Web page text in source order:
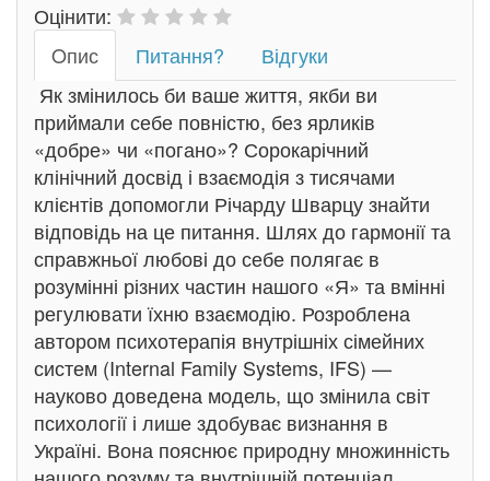
Оцінити:
Oпис
Питання?
Відгуки
Як змінилось би ваше життя, якби ви
приймали себе повністю, без ярликів
«добре» чи «погано»? Сорокарічний
клінічний досвід і взаємодія з тисячами
клієнтів допомогли Річарду Шварцу знайти
відповідь на це питання. Шлях до гармонії та
справжньої любові до себе полягає в
розумінні різних частин нашого «Я» та вмінні
регулювати їхню взаємодію. Розроблена
автором психотерапія внутрішніх сімейних
систем (Internal Family Systems, IFS) —
науково доведена модель, що змінила світ
психології і лише здобуває визнання в
Україні. Вона пояснює природну множинність